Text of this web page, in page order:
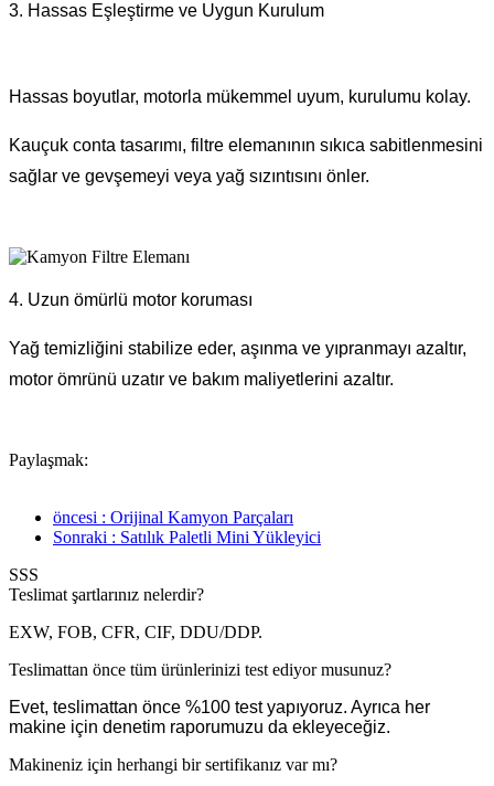
3. Hassas Eşleştirme ve Uygun Kurulum
Hassas boyutlar, motorla mükemmel uyum, kurulumu kolay.
Kauçuk conta tasarımı, filtre elemanının sıkıca sabitlenmesini
sağlar ve gevşemeyi veya yağ sızıntısını önler.
4. Uzun ömürlü motor koruması
Yağ temizliğini stabilize eder, aşınma ve yıpranmayı azaltır,
motor ömrünü uzatır ve bakım maliyetlerini azaltır.
Paylaşmak:
öncesi : Orijinal Kamyon Parçaları
Sonraki : Satılık Paletli Mini Yükleyici
SSS
Teslimat şartlarınız nelerdir?
EXW, FOB, CFR, CIF, DDU/DDP.
Teslimattan önce tüm ürünlerinizi test ediyor musunuz?
Evet, teslimattan önce %100 test yapıyoruz. Ayrıca her
makine için denetim raporumuzu da ekleyeceğiz.
Makineniz için herhangi bir sertifikanız var mı?